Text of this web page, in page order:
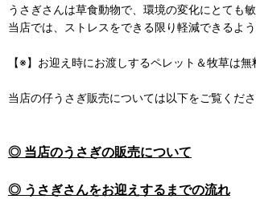
うさぎさんは草食動物で、環境の変化にとても
当店では、ストレスをできる限り軽減できるよ
【※】お迎え時にお渡しするペレット＆牧草は無
当店の仔うさぎ販売については以下をご覧くださ
◎ 当店のうさぎの販売について
◎ うさぎさんをお迎えするまでの流れ